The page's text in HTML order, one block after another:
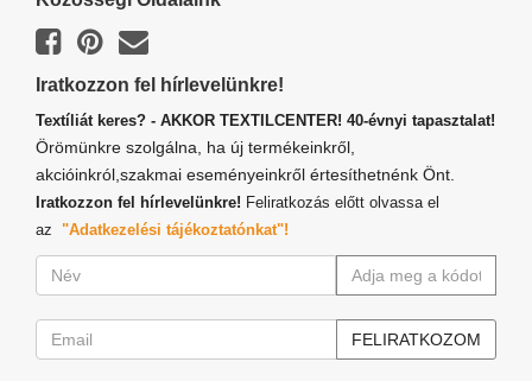
Iratkozzon fel hírlevelünkre!
Textíliát keres? - AKKOR TEXTILCENTER! 40-évnyi tapasztalat!
Örömünkre szolgálna, ha új termékeinkről,
akcióinkról,szakmai eseményeinkről értesíthetnénk Önt.
Iratkozzon fel hírlevelünkre! Feliratkozás előtt olvassa el
az "Adatkezelési tájékoztatónkat"!